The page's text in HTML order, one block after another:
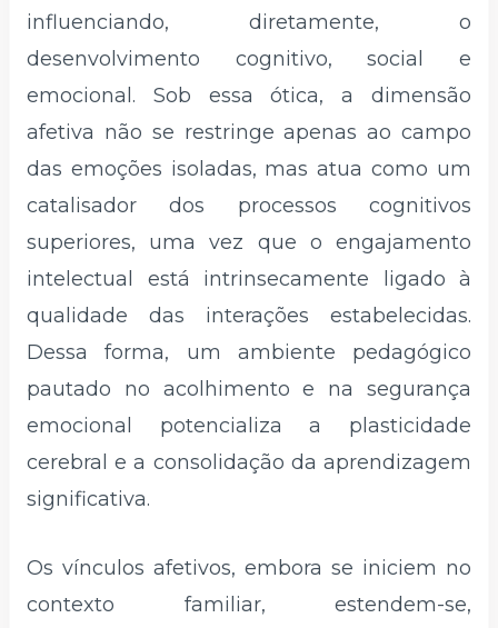
influenciando, diretamente, o
desenvolvimento cognitivo, social e
emocional. Sob essa ótica, a dimensão
afetiva não se restringe apenas ao campo
das emoções isoladas, mas atua como um
catalisador dos processos cognitivos
superiores, uma vez que o engajamento
intelectual está intrinsecamente ligado à
qualidade das interações estabelecidas.
Dessa forma, um ambiente pedagógico
pautado no acolhimento e na segurança
emocional potencializa a plasticidade
cerebral e a consolidação da aprendizagem
significativa.
Os vínculos afetivos, embora se iniciem no
contexto familiar, estendem-se,